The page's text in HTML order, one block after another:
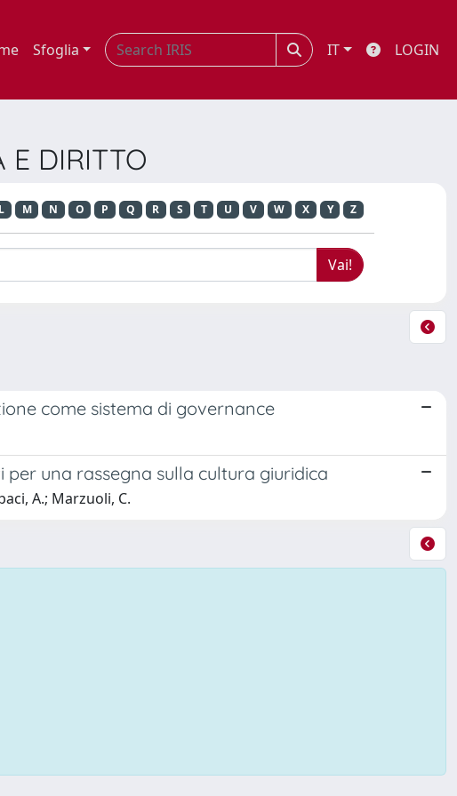
Sfoglia IT LOGIN
DIRITTO
L M N O P Q R S T U V W X Y Z
come sistema di governance
una rassegna sulla cultura giuridica
A.; Marzuoli, C.